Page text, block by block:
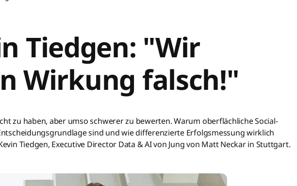
Tiedgen: "Wir
Wirkung falsch!"
zu haben, aber umso schwerer zu bewerten. Warum oberflächliche Social-
sind und wie differenzierte Erfolgsmessung wirklich
Tiedgen, Executive Director Data & AI von Jung von Matt Neckar in Stuttgart.